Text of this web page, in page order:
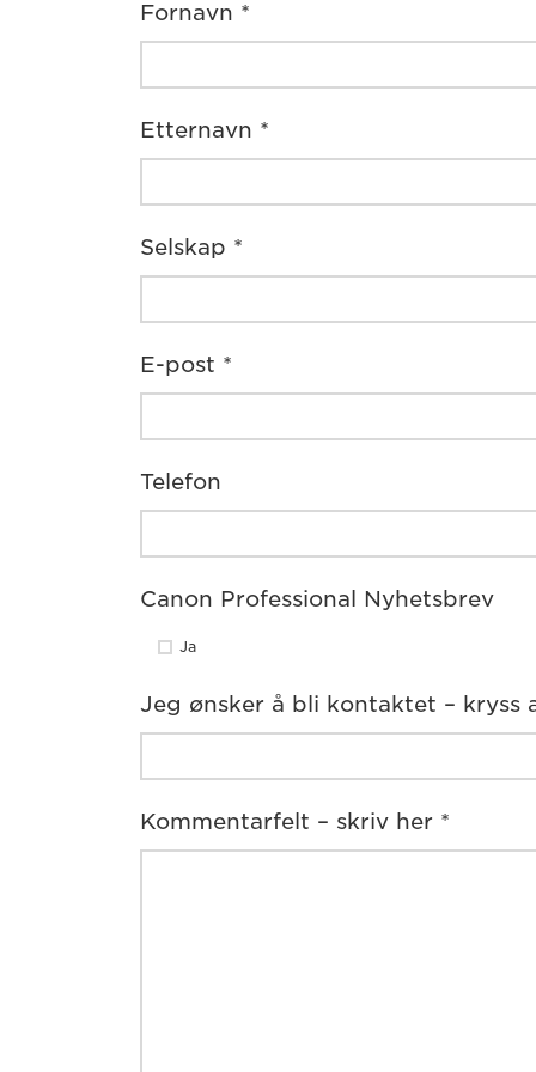
Fornavn *
Etternavn *
Selskap *
E-post *
Telefon
Canon Professional Nyhetsbrev
Ja
Jeg ønsker å bli kontaktet – kryss
Kommentarfelt – skriv her *